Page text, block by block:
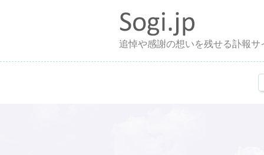
追悼や感謝の想いを残せる訃報サ